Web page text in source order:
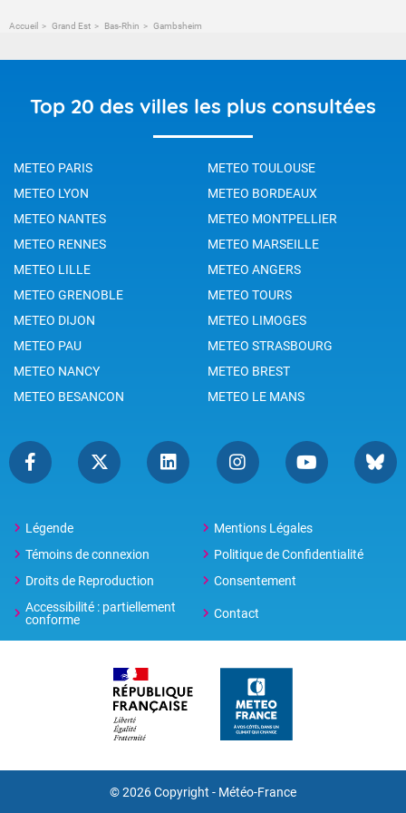
Accueil Grand Est Bas-Rhin Gambsheim
Top 20 des villes les plus consultées
METEO PARIS
METEO TOULOUSE
METEO LYON
METEO BORDEAUX
METEO NANTES
METEO MONTPELLIER
METEO RENNES
METEO MARSEILLE
METEO LILLE
METEO ANGERS
METEO GRENOBLE
METEO TOURS
METEO DIJON
METEO LIMOGES
METEO PAU
METEO STRASBOURG
METEO NANCY
METEO BREST
METEO BESANCON
METEO LE MANS
Légende
Mentions Légales
Témoins de connexion
Politique de Confidentialité
Droits de Reproduction
Consentement
Accessibilité : partiellement
conforme
Contact
© 2026 Copyright - Météo-France